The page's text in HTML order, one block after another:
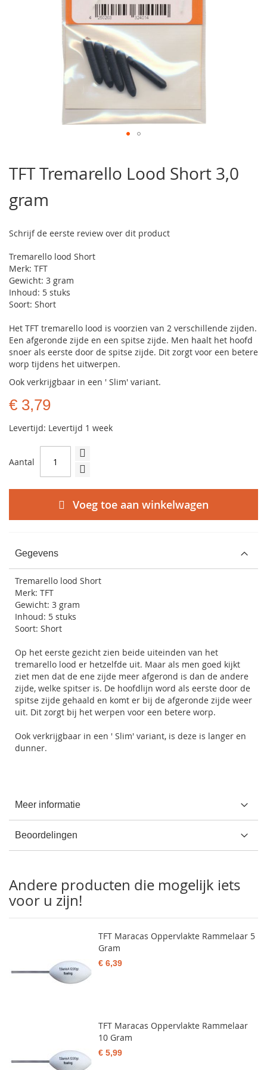
het
begin
van
de
gallerij
TFT Tremarello Lood Short 3,0
gram
Schrijf de eerste review over dit product
Tremarello lood Short
Merk: TFT
Gewicht: 3 gram
Inhoud: 5 stuks
Soort: Short
Het TFT tremarello lood is voorzien van 2 verschillende zijden.
Een afgeronde zijde en een spitse zijde. Men haalt het hoofd
snoer als eerste door de spitse zijde. Dit zorgt voor een betere
worp tijdens het uitwerpen.
Ook verkrijgbaar in een ' Slim' variant.
€ 3,79
Levertijd: Levertijd 1 week
Aantal
Voeg toe aan winkelwagen
Gegevens
Tremarello lood Short
Merk: TFT
Gewicht: 3 gram
Inhoud: 5 stuks
Soort: Short
Op het eerste gezicht zien beide uiteinden van het
tremarello lood er hetzelfde uit. Maar als men goed kijkt
ziet men dat de ene zijde meer afgerond is dan de andere
zijde, welke spitser is. De hoofdlijn word als eerste door de
spitse zijde gehaald en komt er bij de afgeronde zijde weer
uit. Dit zorgt bij het werpen voor een betere worp.
Ook verkrijgbaar in een ' Slim' variant, is deze is langer en
dunner.
Meer informatie
Beoordelingen
Andere producten die mogelijk iets
voor u zijn!
TFT Maracas Oppervlakte Rammelaar 5
Gram
€ 6,39
TFT Maracas Oppervlakte Rammelaar
10 Gram
€ 5,99